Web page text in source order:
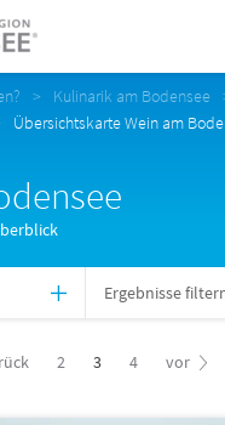
Kulinarik am Bodensee
Übersichtskarte Wein am
Ergebnisse
2 3 4 vor